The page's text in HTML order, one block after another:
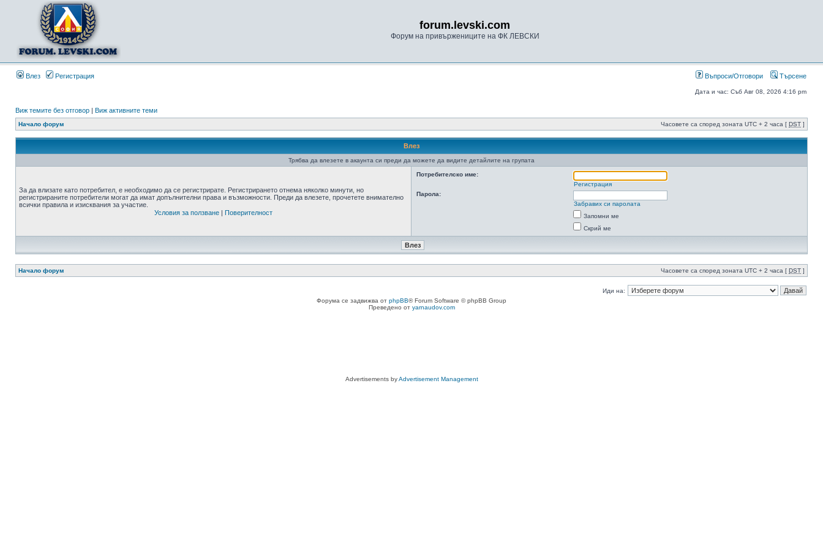
forum.levski.com
Форум на привържениците на ФК ЛЕВСКИ
Влез Регистрация Въпроси/Отговори Търсене
Дата и час: Съб Авг 08, 2026 4:16 pm
Виж темите без отговор | Виж активните теми
Начало форум Часовете са според зоната UTC + 2 часа [ DST ]
Влез
Трябва да влезете в акаунта си преди да можете да видите детайлите на групата
За да влизате като потребител, е необходимо да се регистрирате. Регистрирането отнема няколко минути, но
регистрираните потребители могат да имат допълнителни права и възможности. Преди да влезете, прочетете внимателно
всички правила и изисквания за участие.
Условия за ползване | Поверителност
Потребителско име:
Регистрация
Парола:
Забравих си паролата
Запомни ме
Скрий ме
Начало форум Часовете са според зоната UTC + 2 часа [ DST ]
Иди на:
Форума се задвижва от phpBB® Forum Software © phpBB Group
Преведено от yarnaudov.com
Advertisements byAdvertisement Management